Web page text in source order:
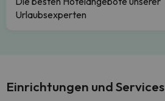
Urlaubsexperten
Einrichtungen und Services